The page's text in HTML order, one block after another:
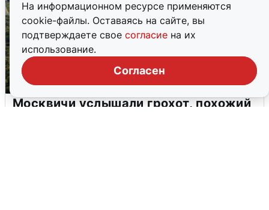
На информационном ресурсе применяются
cookie-файлы. Оставаясь на сайте, вы
подтверждаете свое согласие на их
использование.
Согласен
Москвичи услышали грохот, похожий